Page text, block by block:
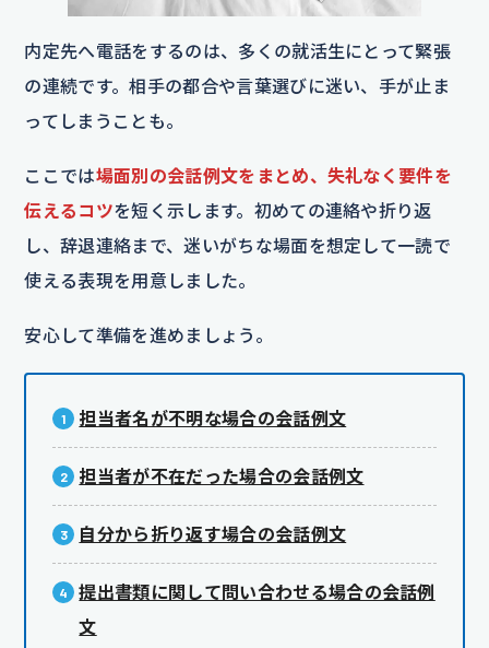
内定先へ電話をするのは、多くの就活生にとって緊張
の連続です。相手の都合や言葉選びに迷い、手が止ま
ってしまうことも。
ここでは場面別の会話例文をまとめ、失礼なく要件を
伝えるコツを短く示します。初めての連絡や折り返
し、辞退連絡まで、迷いがちな場面を想定して一読で
使える表現を用意しました。
安心して準備を進めましょう。
担当者名が不明な場合の会話例文
担当者が不在だった場合の会話例文
自分から折り返す場合の会話例文
提出書類に関して問い合わせる場合の会話例
文